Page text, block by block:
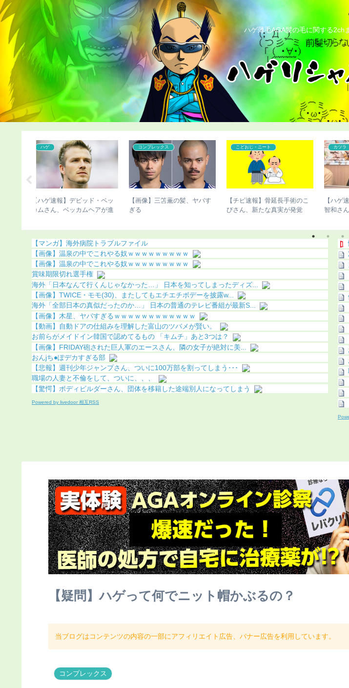
ハゲ薄毛AGA髪の毛に関する2ch
こどおじ・ニート
【チビ速報】骨延長手術のこ
びさん、新たな真実が発覚
カツラ
【ハゲ速報】人気声優の杉田
智和さん、とんでもない髪型
こどおじ・ニート
【ハゲ速報】ハゲたら人生終
了するという現実ｗｗｗ
こ
【超
にチ
【マンガ】海外病院トラブルファイル
【画像】温泉の中でこれやる奴ｗｗｗｗｗｗｗｗｗ
【画像】温泉の中でこれやる奴ｗｗｗｗｗｗｗｗｗ
賞味期限切れ選手権
海外「日本なんて行くんじゃなかった…」 日本を知ってしまったディズ...
【画像】TWICE・モモ(30)、またしてもエチエチボデーを披露w...
海外「全部日本の真似だったのか…」 日本の普通のテレビ番組が最新S...
【画像】木星、ヤバすぎるｗｗｗｗｗｗｗｗｗｗｗｗ
【動画】自動ドアの仕組みを理解した富山のツバメが賢い。
お前らがメイドイン韓国で認めてるもの 「キムチ」あと3つは？
【画像】FRIDAY砲された巨人軍のエースさん、隣の女子が絶対に美...
おんjち●ぽデカすぎる部
【悲報】週刊少年ジャンプさん、ついに100万部を割ってしまう･･･
職場の人妻と不倫をして、ついに、、、
【驚愕】ボディビルダーさん、団体を移籍した途端別人になってしまう
Powered by livedoor 相互RSS
【疑問】ハゲって何でニット帽かぶるの？
当ブログはコンテンツの内容の一部にアフィリエイト広告、バナー広告を利用しています。
コンプレックス